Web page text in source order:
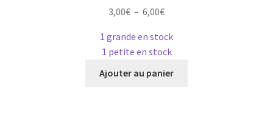
3,00€ – 6,00€Plage
prix :
3,00€
à
1 grande en stock
1 petite en stock
Ajouter au panier